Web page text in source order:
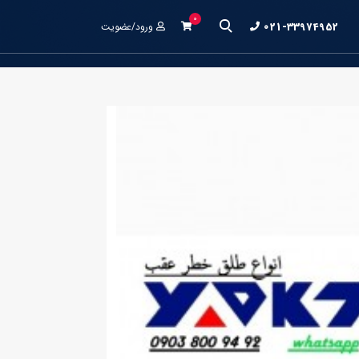
ورود/عضویت
0
021-33974952